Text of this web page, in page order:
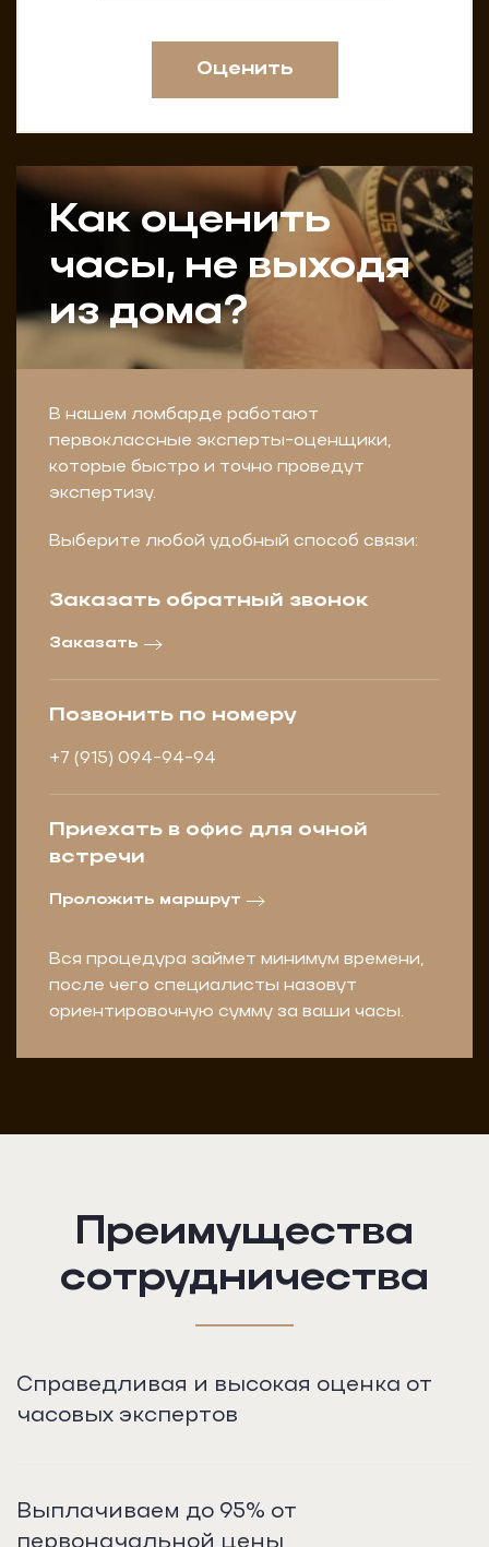
Оценить
Как оценить
часы, не выходя
из дома?
В нашем ломбарде работают
первоклассные эксперты-оценщики,
которые быстро и точно проведут
экспертизу.
Выберите любой удобный способ связи:
Заказать обратный звонок
Заказать
Позвонить по номеру
+7 (915) 094-94-94
Приехать в офис для очной
встречи
Проложить маршрут
Вся процедура займет минимум времени,
после чего специалисты назовут
ориентировочную сумму за ваши часы.
Преимущества
сотрудничества
Справедливая и высокая оценка от
часовых экспертов
Выплачиваем до 95% от
первоначальной цены